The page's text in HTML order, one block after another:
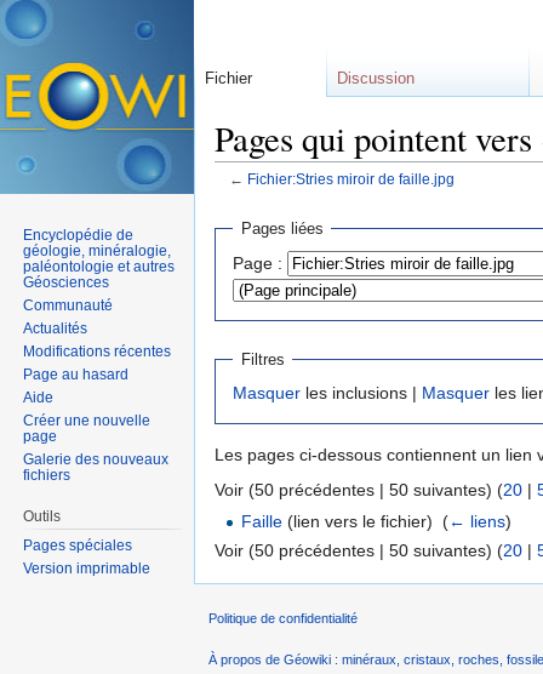
Pages qui pointent
← Fichier:Stries miroir de faille.jpg
Pages liées
Page :
Filtres
Masquer les inclusions | Masquer les
Les pages ci-dessous contiennent un lien
Voir (50 précédentes | 50 suivantes) (20 |
Faille (lien vers le fichier) ‎(← liens)
Voir (50 précédentes | 50 suivantes) (20 |
Fichier Discussion
Encyclopédie de
géologie, minéralogie,
paléontologie et autres
Géosciences
Communauté
Actualités
Modifications récentes
Page au hasard
Aide
Créer une nouvelle
page
Galerie des nouveaux
fichiers
Outils
Pages spéciales
Version imprimable
Politique de confidentialité
À propos de Géowiki : minéraux, cristaux, roches,